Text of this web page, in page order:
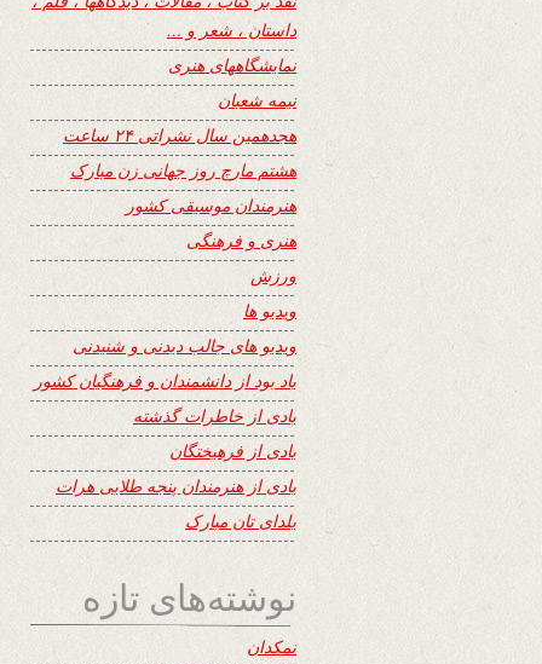
داستان ، شعر و …
نمایشگاههای هنری
نیمه شعبان
هجدهمین سال نشراتی ۲۴ ساعت
هشتم مارچ روز جهانی زن مبارک
هنرمندان موسیقی کشور
هنری و فرهنگی
ورزش
ویدیو ها
ویدیو های جالب دیدنی و شنیدنی
یاد بود از دانشمندان و فرهنگیان کشور
یادی از خاطرات گذشته
یادی از فرهیختگان
یادی از هنرمندان پنجه طلایی هرات
یلدای تان مبارک
نوشته‌های تازه
نمکدان